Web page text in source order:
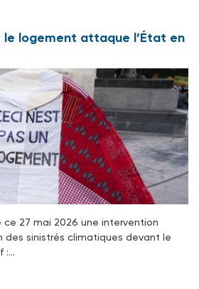
le logement attaque l’État en
ce 27 mai 2026 une intervention
des sinistrés climatiques devant le
:…